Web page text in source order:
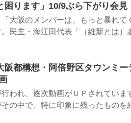
困ります」10/9ぶら下がり会見
大阪のメンバーは、もっと暴れて
民主・海江田代表「（維新とは）
阪都構想・阿倍野区タウンミ
われ、逐次動画がＵＰされていま
の中で、特に印象に残ったものを